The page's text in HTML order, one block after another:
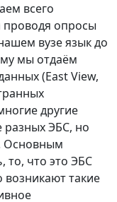
всего
проводя опросы
вузе язык до
мы отдаём
(East View,
другие
разных ЭБС, но
Основным
то, что это ЭБС
возникают такие